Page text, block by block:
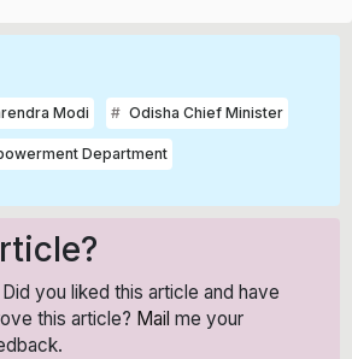
Modi Odisha Chief Minister
Department
Did you liked this article and have
this article? Mail me your